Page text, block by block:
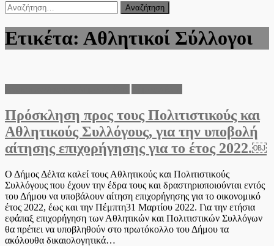
Αναζήτηση
για:
Ετικέτα: Αθλητικοί Σύλλογοι
Πρόσκληση προς τους Πολιτιστικούς και
Αθλητικούς Συλλόγους, για την υποβολή
αίτησης επιχορήγησης για το έτος 2022.￼
Ο Δήμος Δέλτα καλεί τους Αθλητικούς και Πολιτιστικούς
Συλλόγους που έχουν την έδρα τους και δραστηριοποιούνται εντός
του Δήμου να υποβάλουν αίτηση επιχορήγησης για το οικονομικό
έτος 2022, έως και την Πέμπτη31 Μαρτίου 2022. Για την ετήσια
εφάπαξ επιχορήγηση των Αθλητικών και Πολιτιστικών Συλλόγων
θα πρέπει να υποβληθούν στο πρωτόκολλο του Δήμου τα
ακόλουθα δικαιολογητικά…